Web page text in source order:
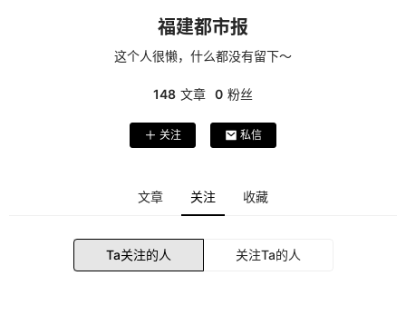
福建都市报
这个人很懒，什么都没有留下～
148 文章 0 粉丝
关注 私信
文章 关注 收藏
Ta关注的人 关注Ta的人